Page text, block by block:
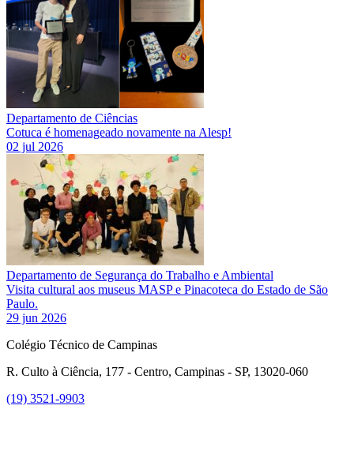
Departamento de Ciências
Cotuca é homenageado novamente na Alesp!
02 jul 2026
Departamento de Segurança do Trabalho e Ambiental
Visita cultural aos museus MASP e Pinacoteca do Estado de São
Paulo.
29 jun 2026
Colégio Técnico de Campinas
R. Culto à Ciência, 177 - Centro, Campinas - SP, 13020-060
(19) 3521-9903